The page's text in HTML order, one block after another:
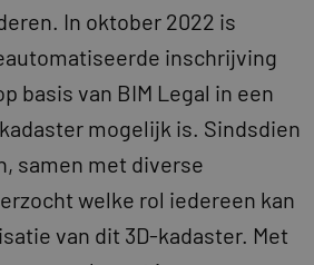
In oktober 2022 is
inschrijving
basis van BIM Legal in een
mogelijk is. Sindsdien
samen met diverse
welke rol iedereen kan
van dit 3D-kadaster. Met